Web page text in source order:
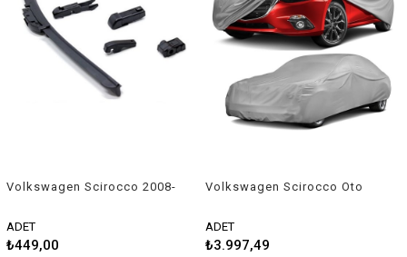
Volkswagen Scirocco 2008-
ADET
₺449,00
Volkswagen Scirocco Oto
ADET
₺3.997,49